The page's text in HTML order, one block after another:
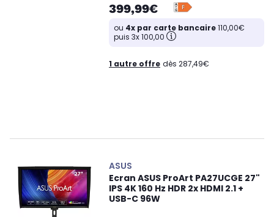
399,99€
ou 4x par carte bancaire110,00€
puis 3x 100,00
1 autre offre dès 287,49€
ASUS
Ecran ASUS ProArt PA27UCGE 27"
IPS 4K 160 Hz HDR 2x HDMI 2.1 +
USB-C 96W